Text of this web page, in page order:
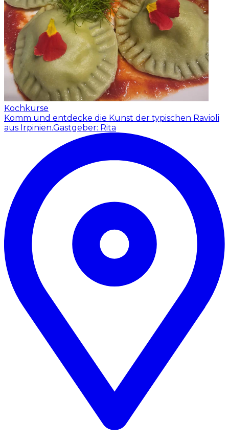
Kochkurse
Komm und entdecke die Kunst der typischen Ravioli
aus Irpinien.Gastgeber: Rita